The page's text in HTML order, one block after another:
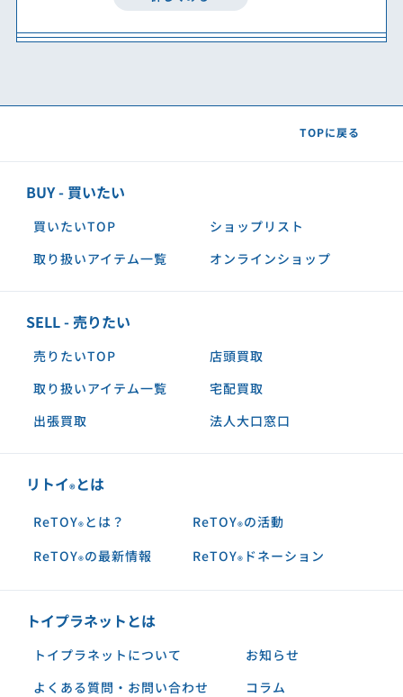
TOPに戻る
BUY - 買いたい
買いたいTOP
ショップリスト
取り扱いアイテム一覧
オンラインショップ
SELL - 売りたい
売りたいTOP
店頭買取
取り扱いアイテム一覧
宅配買取
出張買取
法人大口窓口
リトイ®︎とは
ReTOY®︎とは？ ReTOY®︎の活動
ReTOY®︎の最新情報 ReTOY®︎ ドネーション
トイプラネットとは
トイプラネットについて
お知らせ
よくある質問・お問い合わせ
コラム